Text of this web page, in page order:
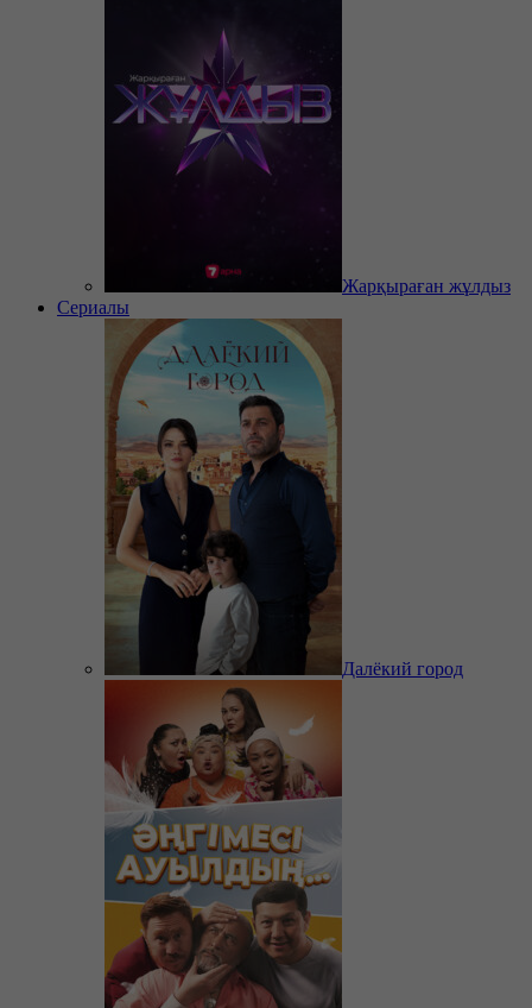
Жарқыраған жұлдыз
Сериалы
Далёкий город